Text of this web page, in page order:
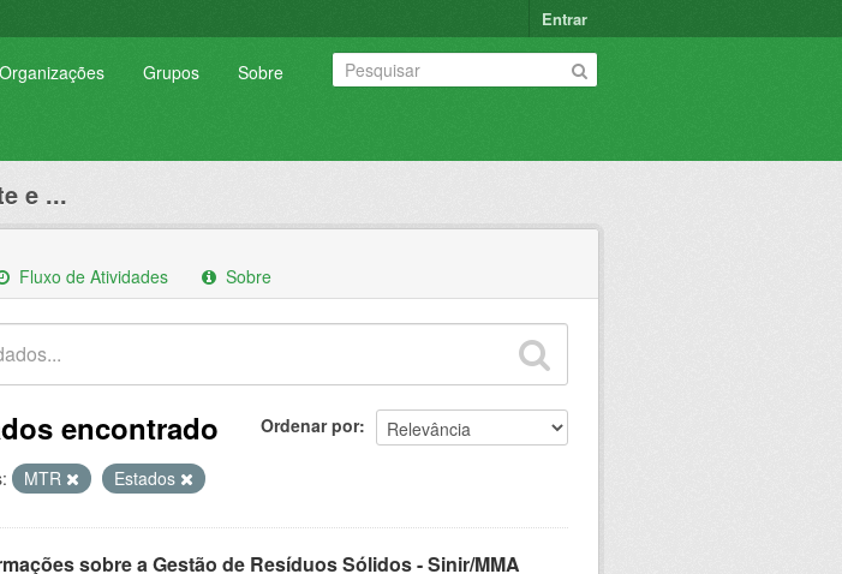
Entrar
Organizações Grupos Sobre
e ...
Fluxo de Atividades Sobre
Ordenar por
encontrado
MTR Estados
sobre a Gestão de Resíduos Sólidos - Sinir/MMA